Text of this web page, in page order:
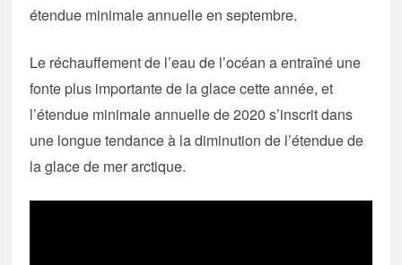
étendue minimale annuelle en septembre.
Le réchauffement de l’eau de l’océan a entraîné une
fonte plus importante de la glace cette année, et
l’étendue minimale annuelle de 2020 s’inscrit dans
une longue tendance à la diminution de l’étendue de
la glace de mer arctique.